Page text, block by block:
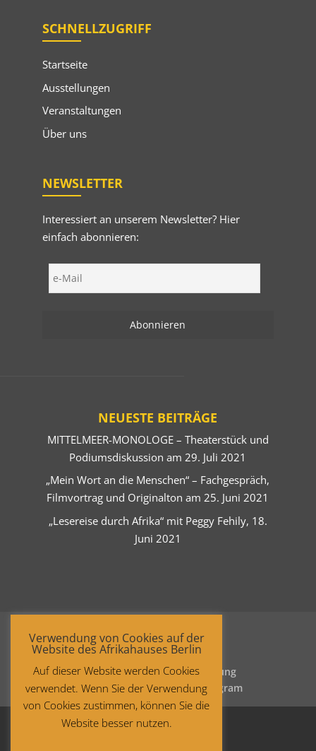
SCHNELLZUGRIFF
Startseite
Ausstellungen
Veranstaltungen
Über uns
NEWSLETTER
Interessiert an unserem Newsletter? Hier
einfach abonnieren:
NEUESTE BEITRÄGE
MITTELMEER-MONOLOGE – Theaterstück und
Podiumsdiskussion am 29. Juli 2021
„Mein Wort an die Menschen“ – Fachgespräch,
Filmvortrag und Originalton am 25. Juni 2021
„Lesereise durch Afrika“ mit Peggy Fehily, 18.
Juni 2021
Startseite
Datenschutzerklärung
Impressum
Facebook Instagram
Verwendung von Cookies auf der
Website des Afrikahauses Berlin
Auf dieser Website werden Cookies
verwendet. Wenn Sie der Verwendung
von Cookies zustimmen, können Sie die
Website besser nutzen.